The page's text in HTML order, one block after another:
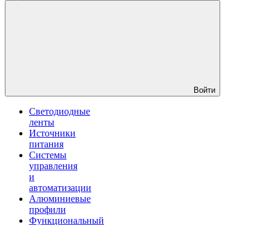
Войти
Светодиодные
ленты
Источники
питания
Системы
управления
и
автоматизации
Алюминиевые
профили
Функциональный